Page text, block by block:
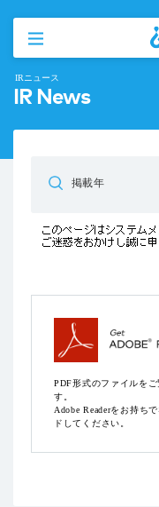
IRニュース
IR News
掲載年
PDF形式のファイルを
す。
Adobe Readerをお持ち
ドしてください。